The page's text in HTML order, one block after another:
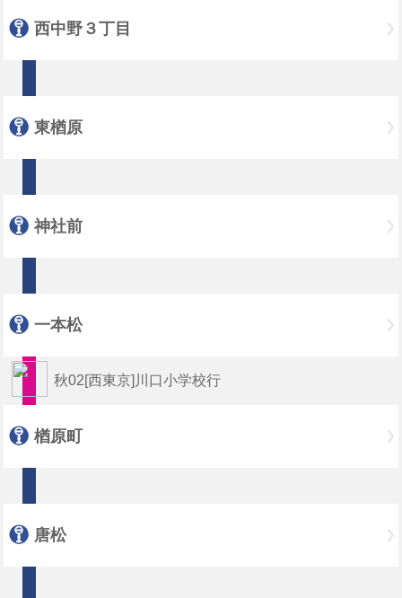
西中野３丁目
東楢原
神社前
一本松
秋02[西東京]川口小学校行
楢原町
唐松